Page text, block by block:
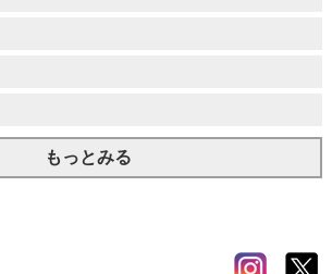
もっとみる